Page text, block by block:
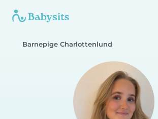
Barnepige Charlottenlund